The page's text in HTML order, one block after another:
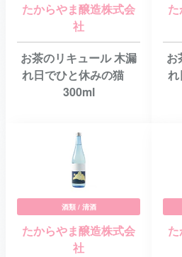
たからやま醸造株式会
社
お茶のリキュール 木漏
れ日でひと休みの猫
300ml
お
酒類 / 清酒
たからやま醸造株式会
社